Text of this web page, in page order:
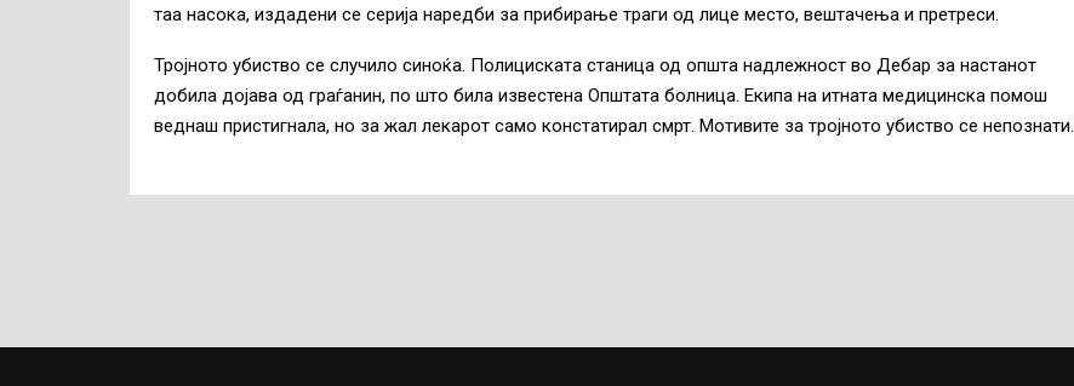
таа насока, издадени се серија наредби за прибирање траги од лице место, вештачења и претреси.
Тројното убиство се случило синоќа. Полициската станица од општа надлежност во Дебар за настанот
добила дојава од граѓанин, по што била известена Општата болница. Екипа на итната медицинска помош
веднаш пристигнала, но за жал лекарот само констатирал смрт. Мотивите за тројното убиство се непознати.